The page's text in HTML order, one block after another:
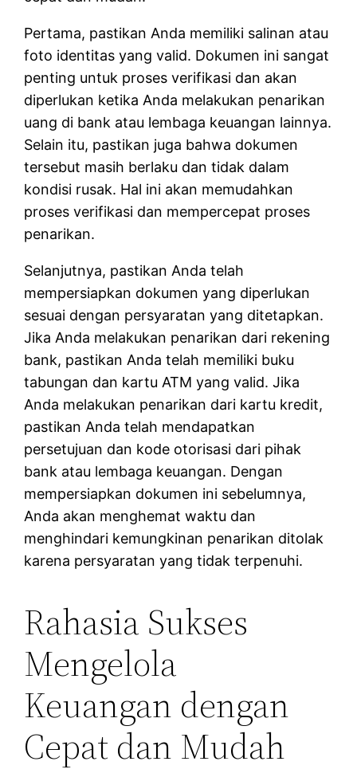
Pertama, pastikan Anda memiliki salinan atau
foto identitas yang valid. Dokumen ini sangat
penting untuk proses verifikasi dan akan
diperlukan ketika Anda melakukan penarikan
uang di bank atau lembaga keuangan lainnya.
Selain itu, pastikan juga bahwa dokumen
tersebut masih berlaku dan tidak dalam
kondisi rusak. Hal ini akan memudahkan
proses verifikasi dan mempercepat proses
penarikan.
Selanjutnya, pastikan Anda telah
mempersiapkan dokumen yang diperlukan
sesuai dengan persyaratan yang ditetapkan.
Jika Anda melakukan penarikan dari rekening
bank, pastikan Anda telah memiliki buku
tabungan dan kartu ATM yang valid. Jika
Anda melakukan penarikan dari kartu kredit,
pastikan Anda telah mendapatkan
persetujuan dan kode otorisasi dari pihak
bank atau lembaga keuangan. Dengan
mempersiapkan dokumen ini sebelumnya,
Anda akan menghemat waktu dan
menghindari kemungkinan penarikan ditolak
karena persyaratan yang tidak terpenuhi.
Rahasia Sukses
Mengelola
Keuangan dengan
Cepat dan Mudah